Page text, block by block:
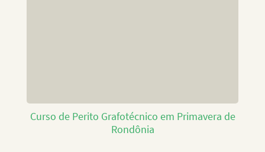
Curso de Perito Grafotécnico em Primavera de
Rondônia